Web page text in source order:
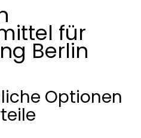
für
Berlin
Optionen